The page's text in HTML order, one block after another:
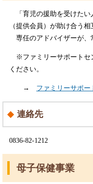
「育児の援助を受けたい
（提供会員）が助け合う
専任のアドバイザーが、
※ファミリーサポートセ
ください。
→ ファミリーサポー
連絡先
0836-82-1212
母子保健事業